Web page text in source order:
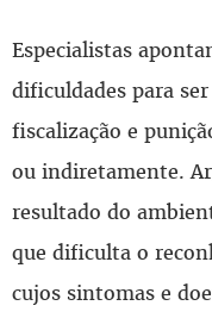
Especialistas
dificuldades para
fiscalização e
ou indiretamente.
resultado do
que dificulta o
cujos sintomas e